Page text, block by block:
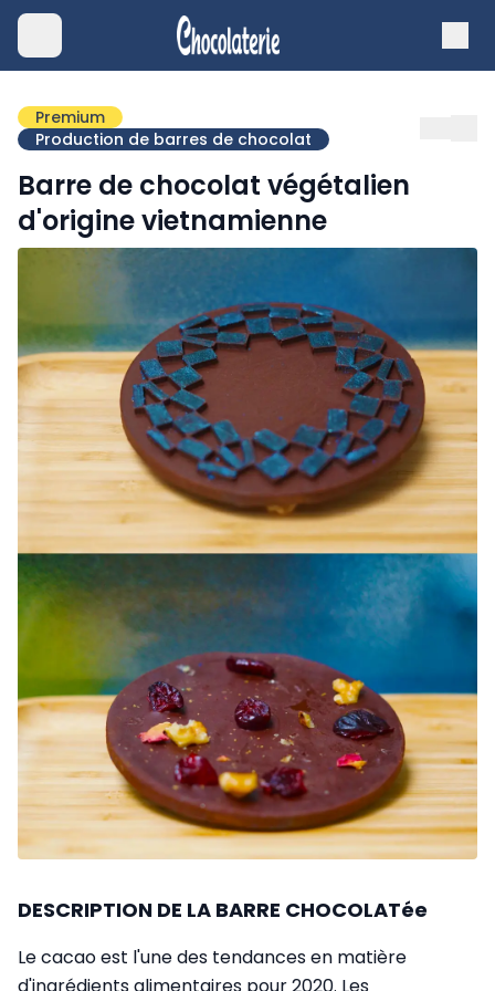
Premium
Production de barres de chocolat
Barre de chocolat végétalien
d'origine vietnamienne
DESCRIPTION DE LA BARRE CHOCOLATée
Le cacao est l'une des tendances en matière